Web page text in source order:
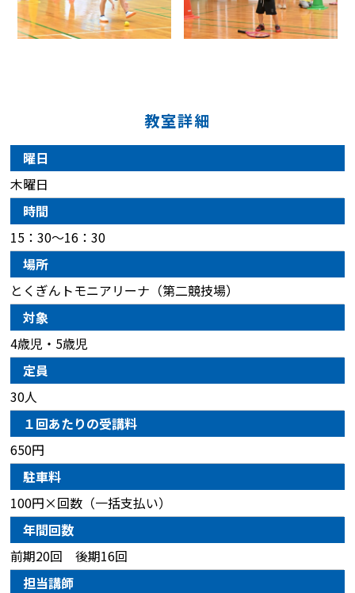
教室詳細
曜日
木曜日
時間
15：30～16：30
場所
とくぎんトモニアリーナ（第二競技場）
対象
4歳児・5歳児
定員
30人
１回あたりの受講料
650円
駐車料
100円×回数（一括支払い）
年間回数
前期20回 後期16回
担当講師